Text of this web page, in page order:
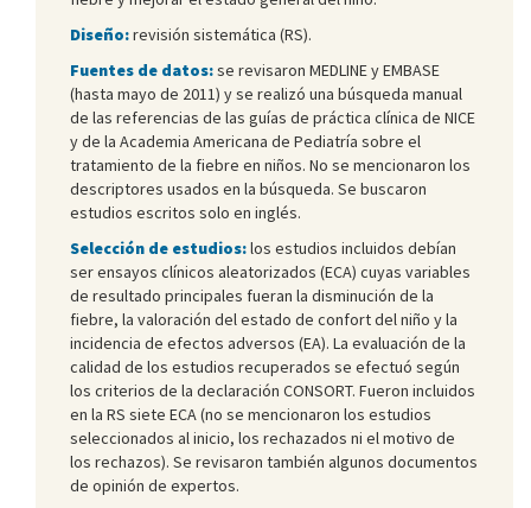
Diseño:revisión sistemática (RS).
Fuentes de datos:se revisaron MEDLINE y EMBASE
(hasta mayo de 2011) y se realizó una búsqueda manual
de las referencias de las guías de práctica clínica de NICE
y de la Academia Americana de Pediatría sobre el
tratamiento de la fiebre en niños. No se mencionaron los
descriptores usados en la búsqueda. Se buscaron
estudios escritos solo en inglés.
Selección de estudios:los estudios incluidos debían
ser ensayos clínicos aleatorizados (ECA) cuyas variables
de resultado principales fueran la disminución de la
fiebre, la valoración del estado de confort del niño y la
incidencia de efectos adversos (EA). La evaluación de la
calidad de los estudios recuperados se efectuó según
los criterios de la declaración CONSORT. Fueron incluidos
en la RS siete ECA (no se mencionaron los estudios
seleccionados al inicio, los rechazados ni el motivo de
los rechazos). Se revisaron también algunos documentos
de opinión de expertos.